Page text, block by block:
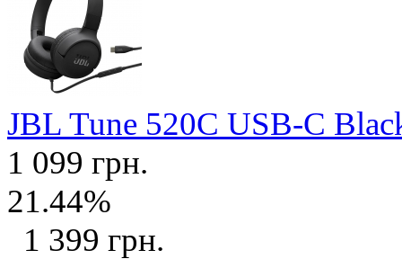
JBL Tune 520C USB-C
1 099 грн.
21.44%
1 399 грн.